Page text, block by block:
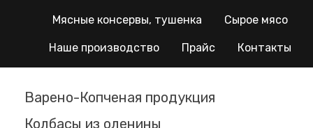
Мясные консервы, тушенка Сырое мясо
Наше производство Прайс Контакты
Варено-Копченая продукция
Колбасы из оленины